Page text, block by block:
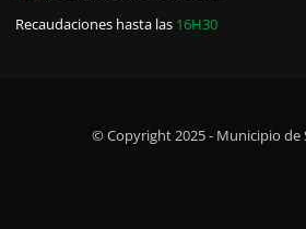
Recaudaciones hasta las 16H30
© Copyright 2025 - Municipio de